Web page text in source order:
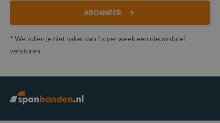
ABONNEER
* We zullen je niet vaker dan 1x per week een nieuwsbrief
versturen.